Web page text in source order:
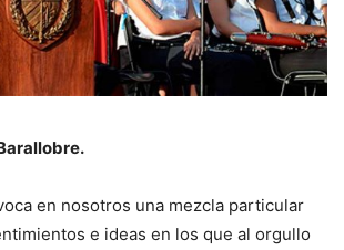
en nosotros una mezcla particular
e ideas en los que al orgullo